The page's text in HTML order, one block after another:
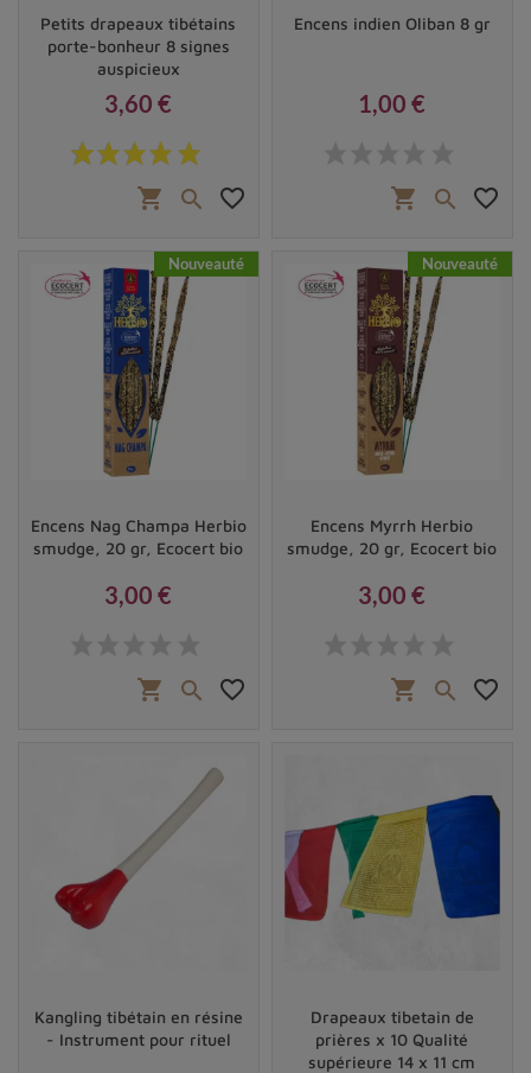
Petits drapeaux tibétains
porte-bonheur 8 signes
auspicieux
Prix
3,60 €
shopping_cart  favorite_border
Encens indien Oliban 8 gr
1,00 €
shopping_cart  favorite_border
Nouveauté
Encens Nag Champa Herbio
smudge, 20 gr, Ecocert bio
3,00 €
shopping_cart  favorite_border
Nouveauté
Encens Myrrh Herbio
smudge, 20 gr, Ecocert bio
3,00 €
shopping_cart  favorite_border
Kangling tibétain en résine
- Instrument pour rituel
Drapeaux tibetain de
prières x 10 Qualité
supérieure 14 x 11 cm